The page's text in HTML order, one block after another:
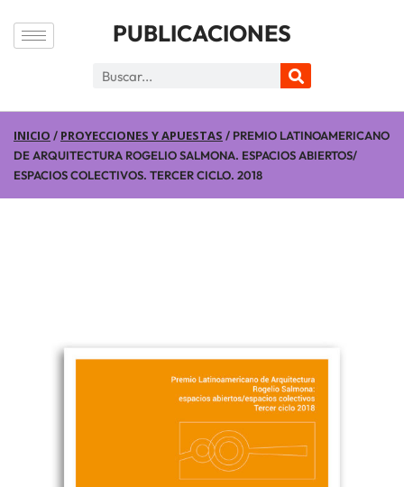
PUBLICACIONES
INICIO / PROYECCIONES Y APUESTAS / PREMIO LATINOAMERICANO
DE ARQUITECTURA ROGELIO SALMONA. ESPACIOS ABIERTOS/
ESPACIOS COLECTIVOS. TERCER CICLO. 2018